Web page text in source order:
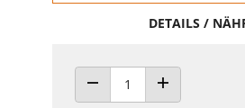
DETAILS /
ANZAHL VERRINGERN
ANZAHL